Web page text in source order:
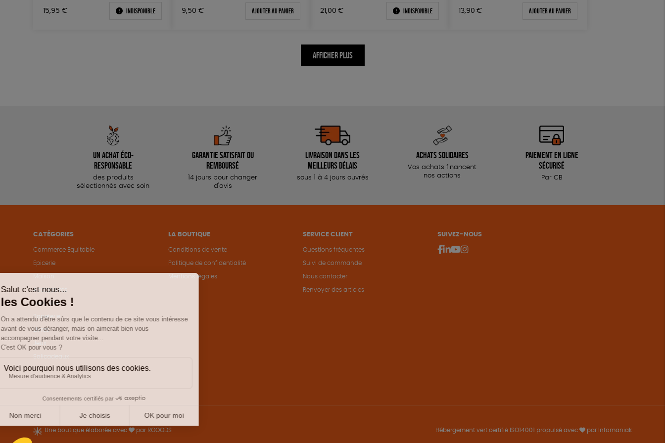
15,95 € Indisponible 9,50 € Ajouter au panier 21,00 € Indisponible 13,90 € Ajouter au panier
AFFICHER PLUS
Un achat éco-
responsable
des produits
sélectionnés avec soin
Garantie satisfait ou
remboursé
14 jours pour changer
d'avis
Livraison dans les
meilleurs délais
sous 1 à 4 jours ouvrés
Achats solidaires
Vos achats financent
nos actions
Paiement en ligne
sécurisé
Par CB
CATÉGORIES
Commerce Equitable
Epicerie
Accessoires
Bien-être
Papeterie
Livres
Jeux
Solicadeaux
LA BOUTIQUE
Conditions de vente
Politique de confidentialité
Mentions légales
SERVICE CLIENT
Questions fréquentes
Suivi de commande
Nous contacter
Renvoyer des articles
SUIVEZ-NOUS
Une boutique élaborée avec par RGOODS Hébergement vert certifié ISO14001 propulsé avec par Infomaniak